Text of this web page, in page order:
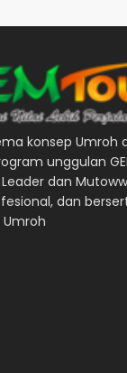
konsep Umroh
unggulan
dan
dan